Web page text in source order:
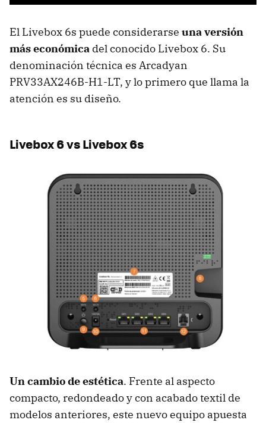
El Livebox 6s puede considerarse una versión
más económica del conocido Livebox 6. Su
denominación técnica es Arcadyan
PRV33AX246B-H1-LT, y lo primero que llama la
atención es su diseño.
Livebox 6 vs Livebox 6s
Un cambio de estética. Frente al aspecto
compacto, redondeado y con acabado textil de
modelos anteriores, este nuevo equipo apuesta